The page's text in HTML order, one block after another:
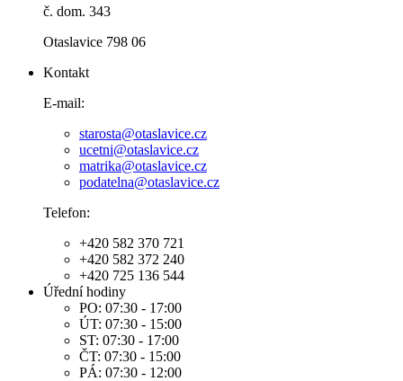
č. dom. 343
Otaslavice 798 06
Kontakt
E-mail:
starosta@otaslavice.cz
ucetni@otaslavice.cz
matrika@otaslavice.cz
podatelna@otaslavice.cz
Telefon:
+420 582 370 721
+420 582 372 240
+420 725 136 544
Úřední hodiny
PO: 07:30 - 17:00
ÚT: 07:30 - 15:00
ST: 07:30 - 17:00
ČT: 07:30 - 15:00
PÁ: 07:30 - 12:00